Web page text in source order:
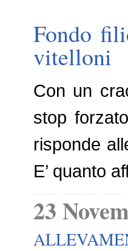
Fondo
vitelloni
Con un
stop
risponde
E’ quanto
23